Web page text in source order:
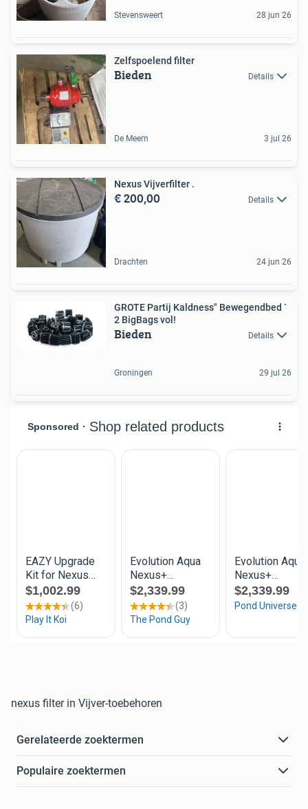
Stevensweert 28 jun 26
Zelfspoelend filter
Bieden Details
De Meern 3 jul 26
Nexus Vijverfilter .
€ 200,00 Details
Drachten 24 jun 26
GROTE Partij Kaldness" Bewegendbed `
2 BigBags vol!
Bieden Details
Groningen 29 jul 26
nexus filter in Vijver-toebehoren
Gerelateerde zoektermen
Populaire zoektermen